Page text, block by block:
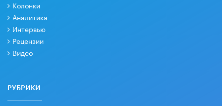
Колонки
Аналитика
Интервью
Рецензии
Видео
РУБРИКИ